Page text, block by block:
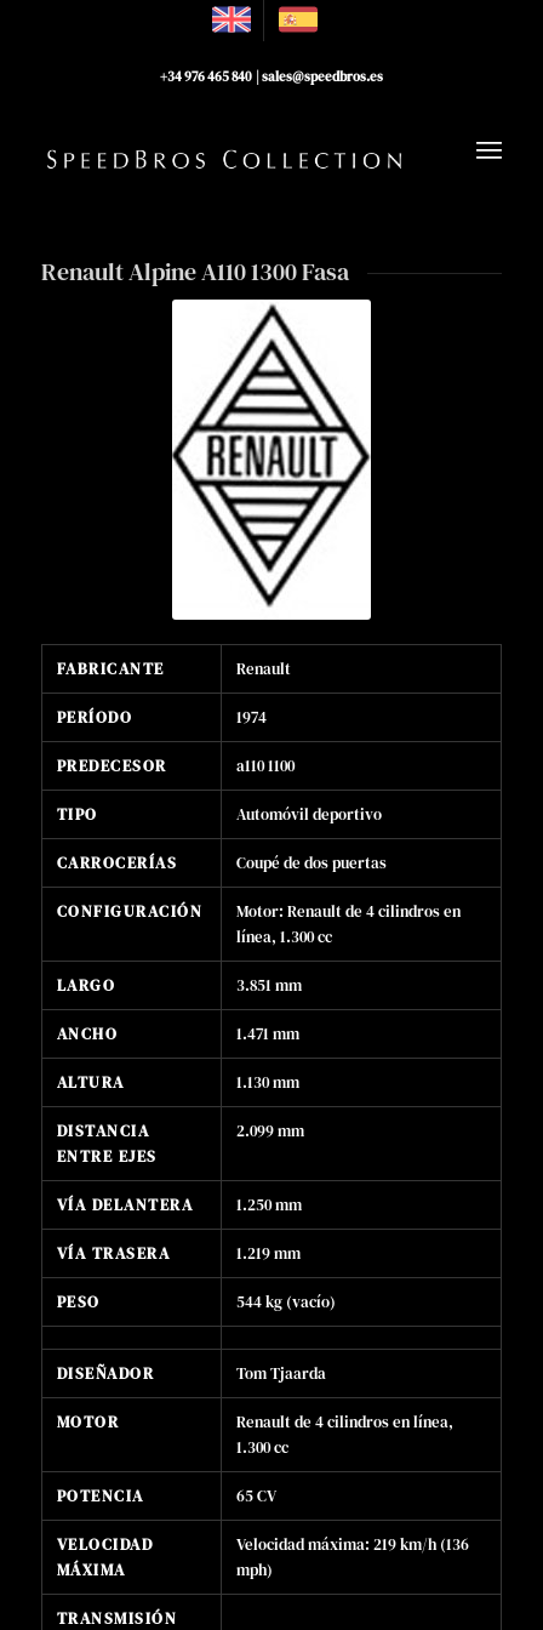
+34 976 465 840 sales@speedbros.es
Renault Alpine A110 1300 Fasa
FABRICANTE Renault
PERÍODO 1974
PREDECESOR a110 1100
TIPO Automóvil deportivo
CARROCERÍAS Coupé de dos puertas
CONFIGURACIÓN
Motor: Renault de 4 cilindros en
línea, 1.300 cc
LARGO 3.851 mm
ANCHO 1.471 mm
ALTURA 1.130 mm
DISTANCIA
ENTRE EJES
2.099 mm
VÍA DELANTERA 1.250 mm
VÍA TRASERA 1.219 mm
PESO 544 kg (vacío)
DISEÑADOR Tom Tjaarda
MOTOR
Renault de 4 cilindros en línea,
1.300 cc
POTENCIA 65 CV
VELOCIDAD
MÁXIMA
Velocidad máxima: 219 km/h (136
mph)
TRANSMISIÓN